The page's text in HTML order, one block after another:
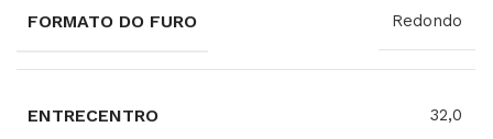
FORMATO DO FURO Redondo
ENTRECENTRO 32,0